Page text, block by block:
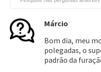
Márcio
Bom dia, meu
polegadas, o
padrão da